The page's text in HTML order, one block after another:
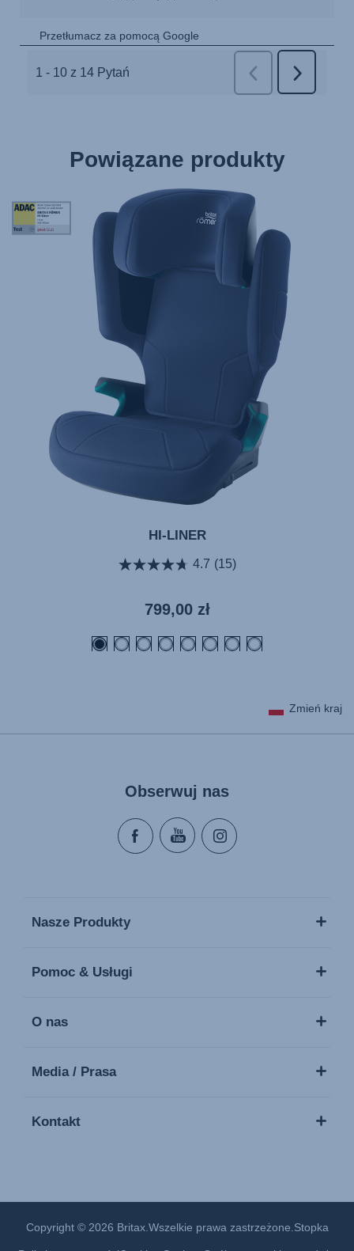
Powiązane produkty
10.23
+
HI-LINER
4.7 (15)
Aktualna
cena
799,00 zł
Zmień kraj
Obserwuj nas
Nasze Produkty
Pomoc & Usługi
O nas
Media / Prasa
Kontakt
Copyright © 2026 Britax.Wszelkie prawa zastrzeżone. Stopka